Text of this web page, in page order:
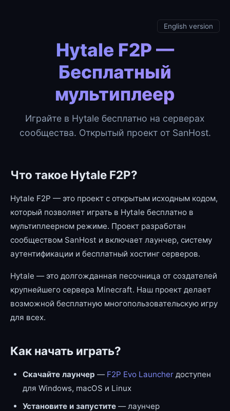
English version
Hytale F2P —
Бесплатный
мультиплеер
Играйте в Hytale бесплатно на серверах
сообщества. Открытый проект от SanHost.
Что такое Hytale F2P?
Hytale F2P — это проект с открытым исходным кодом,
который позволяет играть в Hytale бесплатно в
мультиплеерном режиме. Проект разработан
сообществом SanHost и включает лаунчер, систему
аутентификации и бесплатный хостинг серверов.
Hytale — это долгожданная песочница от создателей
крупнейшего сервера Minecraft. Наш проект делает
возможной бесплатную многопользовательскую игру
для всех.
Как начать играть?
Скачайте лаунчер — F2P Evo Launcher доступен
для Windows, macOS и Linux
Установите и запустите — лаунчер